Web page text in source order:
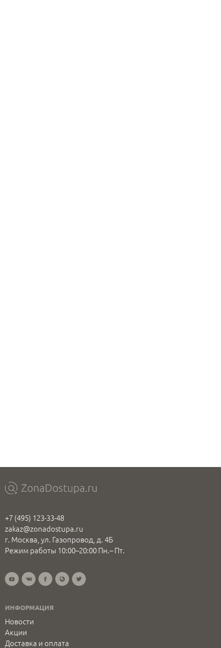
+7 (495) 123-33-48
zakaz@zonadostupa.ru
г. Москва, ул. Газопровод, д. 4Б
Режим работы 10:00–20:00 Пн.– Пт.
ИНФОРМАЦИЯ
Новости
Акции
Доставка и оплата